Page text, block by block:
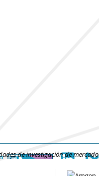
de investigación de mercado